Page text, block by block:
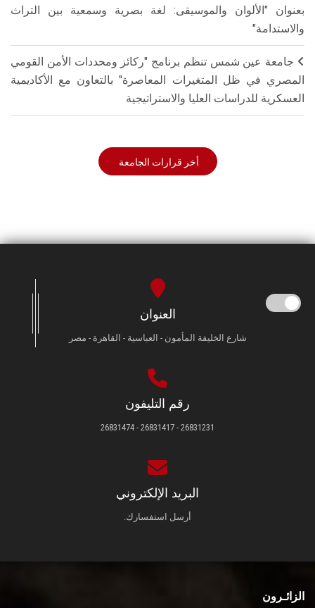
بعنوان "الألوان والموسيقى: لغة بصرية وسمعية بين التراث
والاستدامة"
جامعة عين شمس تنظم برنامج "ركائز ومحددات الأمن القومي
المصري في ظل المتغيرات المعاصرة" بالتعاون مع الأكاديمية
العسكرية للدراسات العليا والاستراتيجية
أخر قرارات الجامعة
العنوان
شارع الخليفة المأمون - العباسية - القاهرة - مصر
رقم التليفون
26831231 - 26831417 - 26831474
البريد الإلكتروني
أرسل استفسارك.
الزائـرون